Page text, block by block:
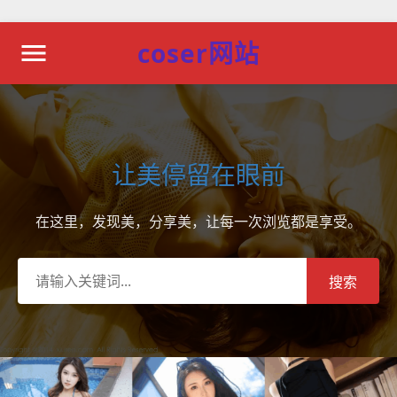
coser网站
让美停留在眼前
在这里，发现美，分享美，让每一次浏览都是享受。
搜索